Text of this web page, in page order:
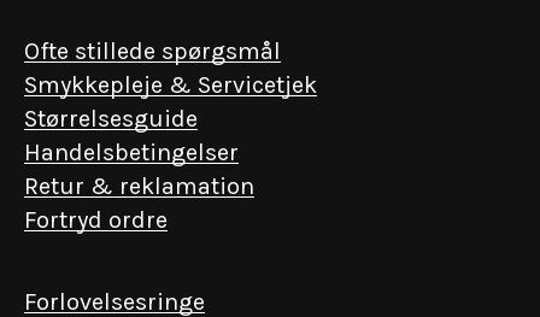
Ofte stillede spørgsmål
Smykkepleje & Servicetjek
Størrelsesguide
Handelsbetingelser
Retur & reklamation
Fortryd ordre
Forlovelsesringe